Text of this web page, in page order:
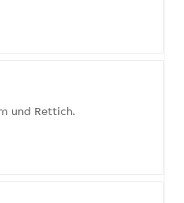
und Rettich.